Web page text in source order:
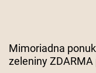
Mimoriadna
zeleniny